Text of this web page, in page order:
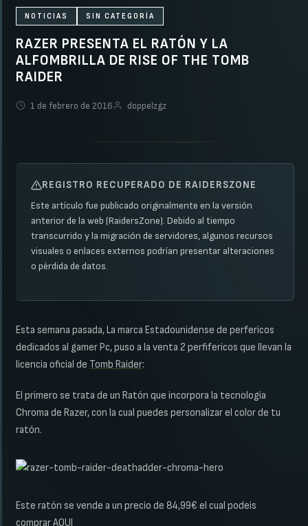
NOTICIAS SIN CATEGORÍA
RAZER PRESENTA EL RATÓN Y LA
ALFOMBRILLA DE RISE OF THE TOMB
RAIDER
1 de febrero de 2016 doppelzgz
REGISTRO RECUPERADO DE RAIDERSZONE
Este artículo fue publicado originalmente en la versión
anterior de la web (RaidersZone). Debido al tiempo
transcurrido y la migración de servidores, algunos recursos
visuales o enlaces externos podrían presentar alteraciones
o pérdida de datos.
Esta semana pasada, La marca Estadounidense de perfericos
dedicados al gamer Pc, puso a la venta 2 perfifericos que llevan la
licencia oficial de Tomb Raider:
El primero se trata de un Ratón que incorpora la tecnologia
Chroma de Razer, con la cual puedes personalizar el color de tu
ratón.
Este ratón se vende a un precio de 84,99€ el cual podeis
comprarAQUI